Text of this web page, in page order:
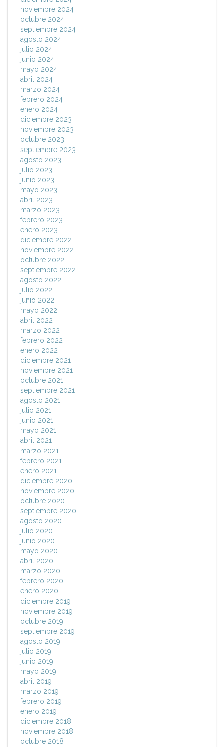
noviembre 2024
octubre 2024
septiembre 2024
agosto 2024
julio 2024
junio 2024
mayo 2024
abril 2024
marzo 2024
febrero 2024
enero 2024
diciembre 2023
noviembre 2023
octubre 2023
septiembre 2023
agosto 2023
julio 2023
junio 2023
mayo 2023
abril 2023
marzo 2023
febrero 2023
enero 2023
diciembre 2022
noviembre 2022
octubre 2022
septiembre 2022
agosto 2022
julio 2022
junio 2022
mayo 2022
abril 2022
marzo 2022
febrero 2022
enero 2022
diciembre 2021
noviembre 2021
octubre 2021
septiembre 2021
agosto 2021
julio 2021
junio 2021
mayo 2021
abril 2021
marzo 2021
febrero 2021
enero 2021
diciembre 2020
noviembre 2020
octubre 2020
septiembre 2020
agosto 2020
julio 2020
junio 2020
mayo 2020
abril 2020
marzo 2020
febrero 2020
enero 2020
diciembre 2019
noviembre 2019
octubre 2019
septiembre 2019
agosto 2019
julio 2019
junio 2019
mayo 2019
abril 2019
marzo 2019
febrero 2019
enero 2019
diciembre 2018
noviembre 2018
octubre 2018